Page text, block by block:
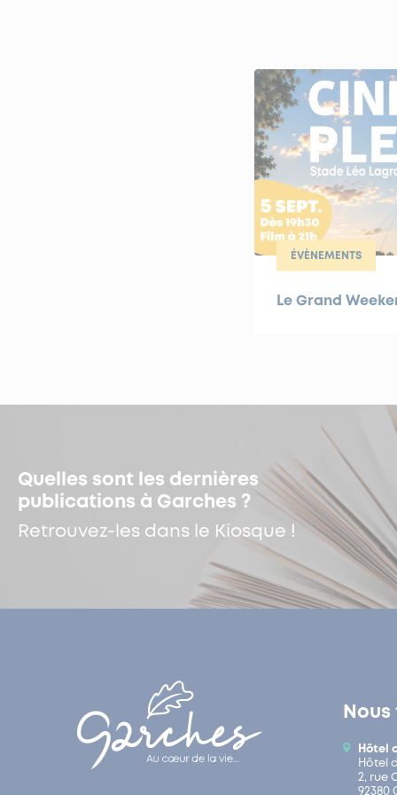
ÉVÈNEMENTS
Le Grand
Quelles sont les dernières
publications à Garches ?
Retrouvez-les dans le Kiosque !
Hôtel
Hôtel
2, rue
92380